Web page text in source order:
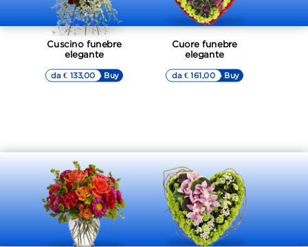
Cuscino funebre
elegante
▷▷ Buy
da € 133,00
Cuore funebre
elegante
▷▷ Buy
da € 161,00